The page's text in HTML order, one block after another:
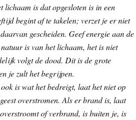
lichaam is dat opgesloten is in een
begint af te takelen; verzet je er niet
gescheiden. Geef energie aan de
is van het lichaam, het is niet
volgt de dood. Dit is de grote
je zult het begrijpen.
is wat het bedreigt, laat het niet op
overstromen. Als er brand is, laat
of verbrand, is buiten je, is